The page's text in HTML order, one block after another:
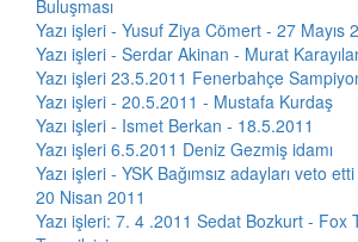
Buluşması
Yazı işleri - Yusuf Ziya Cömert - 27 Mayıs
Yazı işleri - Serdar Akinan - Murat
Yazı işleri 23.5.2011 Fenerbahçe
Yazı işleri - 20.5.2011 - Mustafa Kurdaş
Yazı işleri - Ismet Berkan - 18.5.2011
Yazı işleri 6.5.2011 Deniz Gezmiş idamı
Yazı işleri - YSK Bağımsız adayları veto
20 Nisan 2011
Yazı işleri: 7. 4 .2011 Sedat Bozkurt - Fox